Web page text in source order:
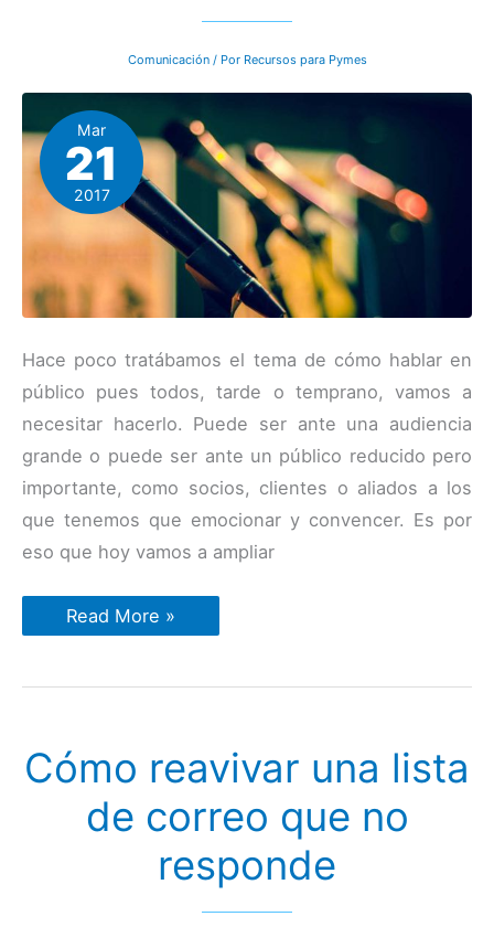
Comunicación/ Por Recursos para Pymes
Mar
21
2017
Hace poco tratábamos el tema de cómo hablar en
público pues todos, tarde o temprano, vamos a
necesitar hacerlo. Puede ser ante una audiencia
grande o puede ser ante un público reducido pero
importante, como socios, clientes o aliados a los
que tenemos que emocionar y convencer. Es por
eso que hoy vamos a ampliar
Cómo
hablar
y
experto.
La
técnica,
estilo
Read More »
Cómo reavivar una lista
de correo que no
responde